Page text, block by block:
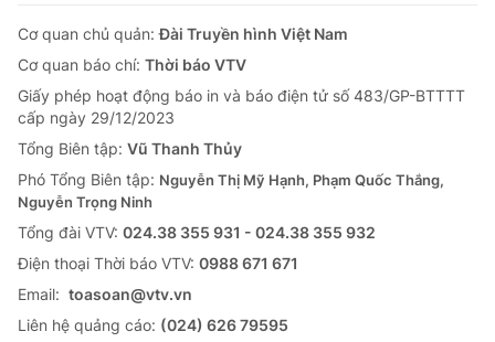
Cơ quan chủ quản:Đài Truyền hình Việt Nam
Cơ quan báo chí: Thời báo VTV
Giấy phép hoạt động báo in và báo điện tử số 483/GP-BTTTT
cấp ngày 29/12/2023
Tổng Biên tập: Vũ Thanh Thủy
Phó Tổng Biên tập: Nguyễn Thị Mỹ Hạnh, Phạm Quốc Thắng,
Nguyễn Trọng Ninh
Tổng đài VTV: 024.38 355 931 - 024.38 355 932
Ðiện thoại Thời báo VTV: 0988 671 671
Email: toasoan@vtv.vn
Liên hệ quảng cáo: (024) 626 79595